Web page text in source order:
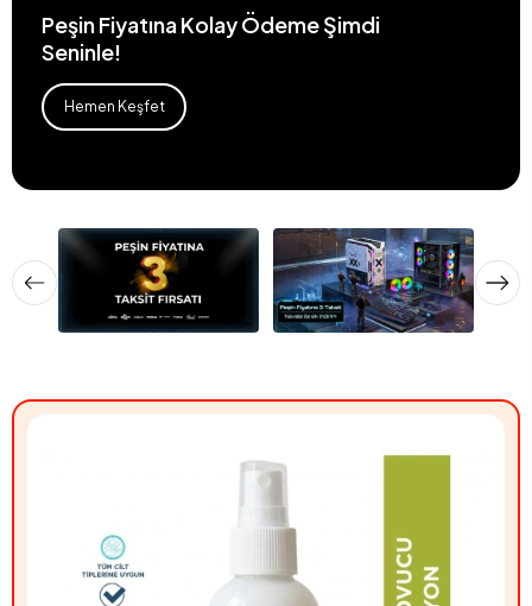
Peşin Fiyatına Kolay Ödeme Şimdi
Seninle!
Hemen Keşfet